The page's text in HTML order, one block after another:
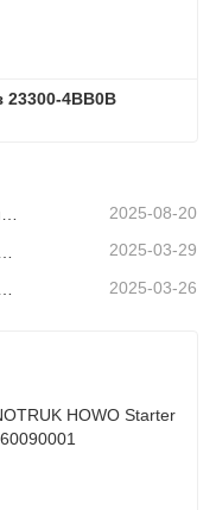
23300-4BB0B
Sinotruk ҷузъҳои насли нави мошинҳои боркаш: баланд бардоштани самаранокӣ ва эътимоднокии логистикаи ҷаҳонӣ 2025-08-20
2025-03-29
2025-03-26